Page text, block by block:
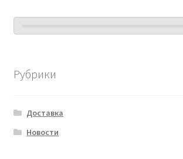
Рубрики
Доставка
Новости